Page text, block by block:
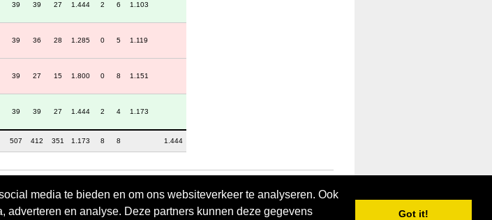
media te bieden en om ons websiteverkeer te analyseren. Ook
en analyse. Deze partners kunnen deze gegevens
Got it!
39 39 27 1.444 2 6 1.103
39 36 28 1.285 0 5 1.119
39 27 15 1.800 0 8 1.151
39 39 27 1.444 2 4 1.173
507 412 351 1.173 8 8 1.444